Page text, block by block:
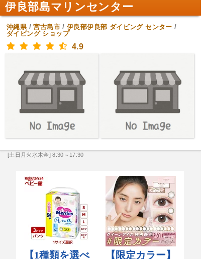
伊良部島マリンセンター
沖縄県/宮古島市/伊良部伊良部 ダイビング センター /
ダイビング ショップ
4.9
[土日月火水木金] 8:30～17:30